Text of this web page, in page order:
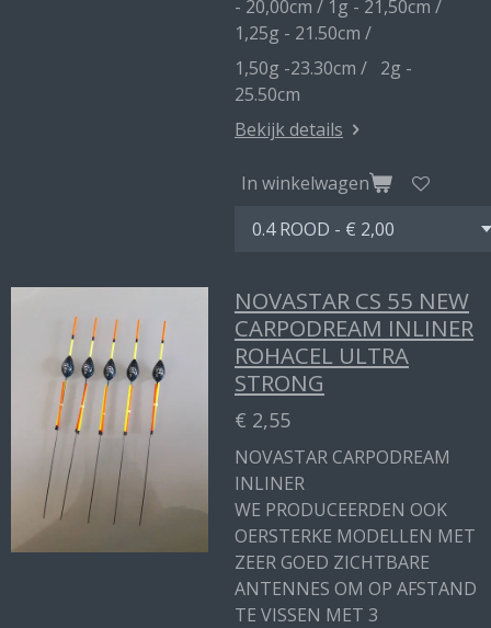
- 20,00cm / 1g - 21,50cm /
1,25g - 21.50cm /
1,50g -23.30cm / 2g -
25.50cm
Bekijk details
In winkelwagen
NOVASTAR CS 55 NEW
CARPODREAM INLINER
ROHACEL ULTRA
STRONG
€ 2,55
NOVASTAR CARPODREAM
INLINER
WE PRODUCEERDEN OOK
OERSTERKE MODELLEN MET
ZEER GOED ZICHTBARE
ANTENNES OM OP AFSTAND
TE VISSEN MET 3